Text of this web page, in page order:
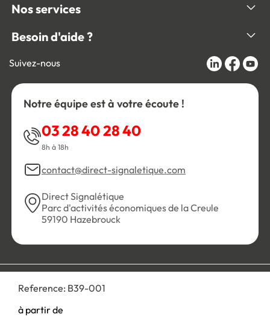
Reference: B39-001
à partir de
Nos services
Besoin d'aide ?
Suivez-nous
Notre équipe est à votre écoute !
03 28 40 28 40
8h à 18h
contact@direct-signaletique.com
Direct Signalétique
Parc d'activités économiques de la Creule
59190 Hazebrouck
Personnaliser les cookies